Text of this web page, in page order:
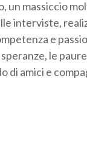
un massiccio
interviste,
e
le
di amici e